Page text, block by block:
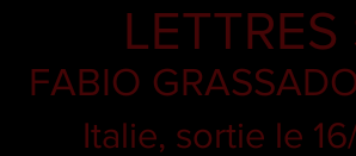
FABIO
Italie, sortie le